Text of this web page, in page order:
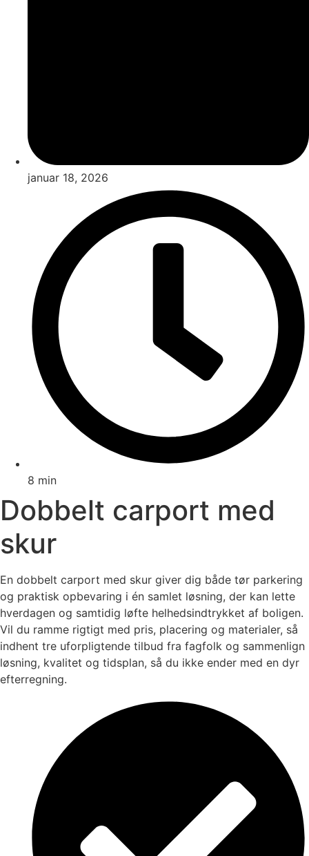
januar 18, 2026
8 min
Dobbelt carport med
skur
En dobbelt carport med skur giver dig både tør parkering
og praktisk opbevaring i én samlet løsning, der kan lette
hverdagen og samtidig løfte helhedsindtrykket af boligen.
Vil du ramme rigtigt med pris, placering og materialer, så
indhent tre uforpligtende tilbud fra fagfolk og sammenlign
løsning, kvalitet og tidsplan, så du ikke ender med en dyr
efterregning.